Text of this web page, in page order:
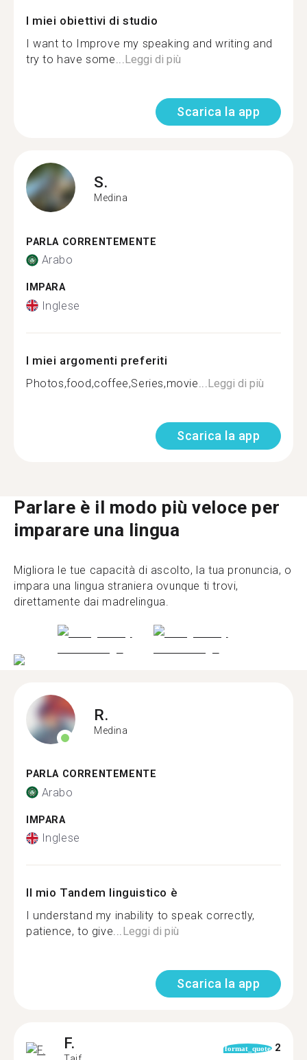
I miei obiettivi di studio
I want to Improve my speaking and writing and
try to have some... Leggi di più
Scarica la app
S.
Medina
PARLA CORRENTEMENTE
Arabo
IMPARA
Inglese
I miei argomenti preferiti
Photos,food,coffee,Series,movie... Leggi di più
Scarica la app
Parlare è il modo più veloce per
imparare una lingua
Migliora le tue capacità di ascolto, la tua pronuncia, o
impara una lingua straniera ovunque ti trovi,
direttamente dai madrelingua.
R.
Medina
PARLA CORRENTEMENTE
Arabo
IMPARA
Inglese
Il mio Tandem linguistico è
I understand my inability to speak correctly,
patience, to give...Leggi di più
Scarica la app
F. format_quote 2